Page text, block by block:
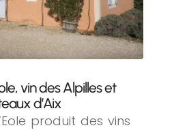
vin des Alpilles et
d’Aix
produit des vins